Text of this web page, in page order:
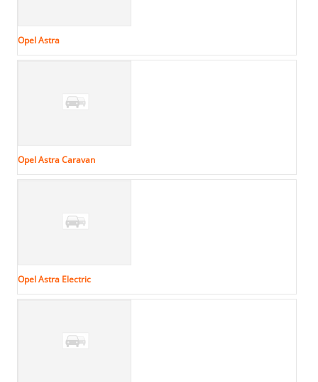
Opel Astra
Opel Astra Caravan
Opel Astra Electric